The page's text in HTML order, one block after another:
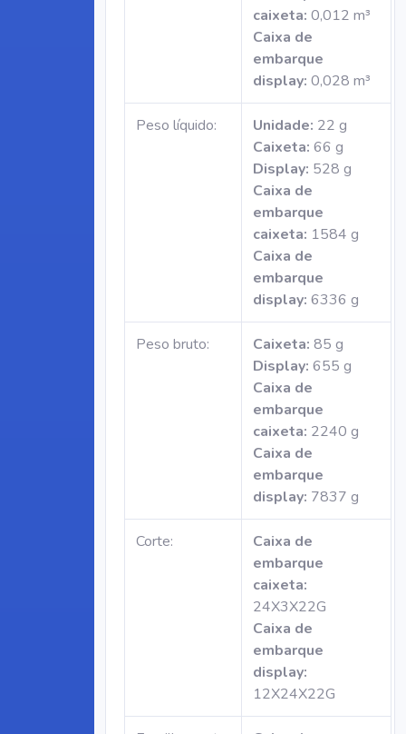
caixeta: 0,012 m³
Caixa de
embarque
display: 0,028 m³
Peso líquido: Unidade: 22 g
Caixeta: 66 g
Display: 528 g
Caixa de
embarque
caixeta: 1584 g
Caixa de
embarque
display: 6336 g
Peso bruto: Caixeta: 85 g
Display: 655 g
Caixa de
embarque
caixeta: 2240 g
Caixa de
embarque
display: 7837 g
Corte:
Caixa de
embarque
caixeta:
24X3X22G
Caixa de
embarque
display:
12X24X22G